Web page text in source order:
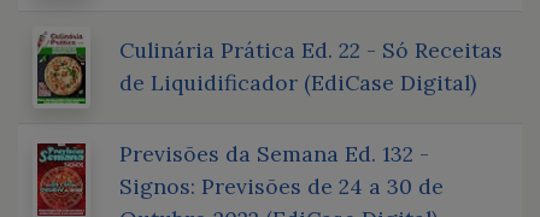
Culinária Prática Ed. 22 - Só Receitas
de Liquidificador (EdiCase Digital)
Previsões da Semana Ed. 132 -
Signos: Previsões de 24 a 30 de